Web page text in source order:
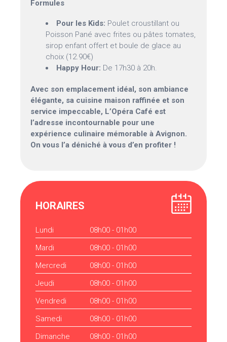
Formules
Pour les Kids: Poulet croustillant ou
Poisson Pané avec frites ou pâtes tomates,
sirop enfant offert et boule de glace au
choix (12.90€)
Happy Hour: De 17h30 à 20h.
Avec son emplacement idéal, son ambiance
élégante, sa cuisine maison raffinée et son
service impeccable, L’Opéra Café est
l’adresse incontournable pour une
expérience culinaire mémorable à Avignon.
On vous l’a déniché à vous d’en profiter !
HORAIRES
Lundi
08h00 - 01h00
Mardi
08h00 - 01h00
Mercredi
08h00 - 01h00
Jeudi
08h00 - 01h00
Vendredi
08h00 - 01h00
Samedi
08h00 - 01h00
Dimanche
08h00 - 01h00